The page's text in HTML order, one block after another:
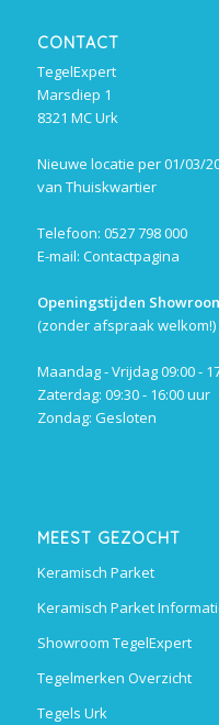
CONTACT
TegelExpert
Marsdiep 1
8321 MC Urk
Nieuwe locatie per 01/03/
van Thuiskwartier
Telefoon: 0527 798 000
E-mail: Contactpagina
Openingstijden
(zonder afspraak welkom!)
Maandag - Vrijdag 09:00 -
Zaterdag: 09:30 - 16:00 uur
Zondag: Gesloten
MEEST GEZOCHT
Keramisch Parket
Keramisch Parket
Showroom TegelExpert
Tegelmerken Overzicht
Tegels Urk